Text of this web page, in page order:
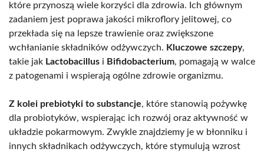
które przynoszą wiele korzyści dla zdrowia. Ich głównym
zadaniem jest poprawa jakości mikroflory jelitowej, co
przekłada się na lepsze trawienie oraz zwiększone
wchłanianie składników odżywczych. Kluczowe szczepy,
takie jak Lactobacillus i Bifidobacterium, pomagają w walce
z patogenami i wspierają ogólne zdrowie organizmu.
Z kolei prebiotyki to substancje, które stanowią pożywkę
dla probiotyków, wspierając ich rozwój oraz aktywność w
układzie pokarmowym. Zwykle znajdziemy je w błonniku i
innych składnikach odżywczych, które stymulują wzrost